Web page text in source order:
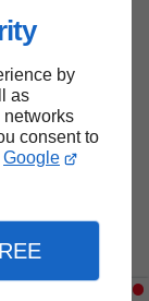
by
as
consent to
Google